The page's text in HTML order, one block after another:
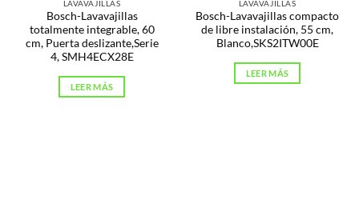
LAVAVAJILLAS
Bosch-Lavavajillas
totalmente integrable, 60
cm, Puerta deslizante,Serie
4, SMH4ECX28E
LEER MÁS
LAVAVAJILLAS
Bosch-Lavavajillas compacto
de libre instalación, 55 cm,
Blanco,SKS2ITW00E
LEER MÁS